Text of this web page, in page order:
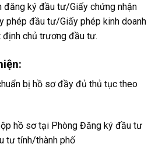
đăng ký đầu tư/Giấy chứng nhận
phép đầu tư/Giấy phép kinh doanh
định chủ trương đầu tư.
bị hồ sơ đầy đủ thủ tục theo
hồ sơ tại Phòng Đăng ký đầu tư
tư tỉnh/thành phố